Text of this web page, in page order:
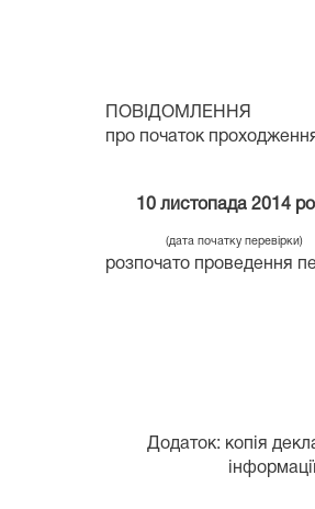
ПОВІДОМЛЕННЯ
про початок
10 листопада 2014
(дата початку
розпочато проведення
Додаток: копія